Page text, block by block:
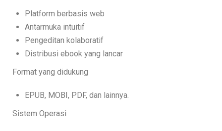
Platform berbasis web
Antarmuka intuitif
Pengeditan kolaboratif
Distribusi ebook yang lancar
Format yang didukung
EPUB, MOBI, PDF, dan lainnya.
Sistem Operasi